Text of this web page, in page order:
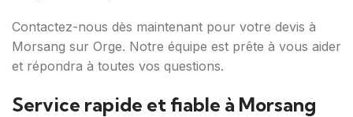
Contactez-nous dès maintenant pour votre devis à
Morsang sur Orge. Notre équipe est prête à vous aider
et répondra à toutes vos questions.
Service rapide et fiable à Morsang